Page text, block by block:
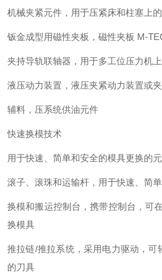
机械夹紧元件，用于压紧床和柱塞上
钣金成型用磁性夹板，磁性夹板 M-
夹持导轨联轴器，用于多工位压力机
液压动力装置，液压夹紧动力装置或
辅料，压系统供油元件
快速换模技术
用于快速、简单和安全的模具更换的
滚子、滚珠和运输杆，用于快速、简
换模和搬运控制台，携带控制台，可
换模具
推拉链/推拉系统，采用电力驱动，可
的刀具